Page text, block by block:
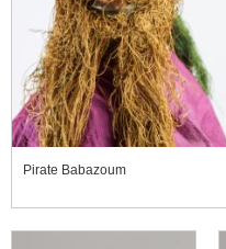
Pirate Babazoum